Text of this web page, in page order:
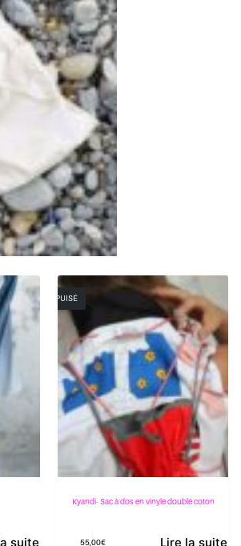
suite
ÉPUISÉ
Kyandi- Sac à dos en vinyle doublé coton
55,00€ Lire la suite